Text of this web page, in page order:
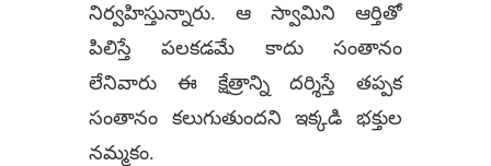
నిర్వహిస్తున్నారు. ఆ స్వామిని ఆర్తితో
పిలిస్తే పలకడమే కాదు సంతానం
లేనివారు ఈ క్షేత్రాన్ని దర్శిస్తే తప్పక
సంతానం కలుగుతుందని ఇక్కడి భక్తుల
నమ్మకం.